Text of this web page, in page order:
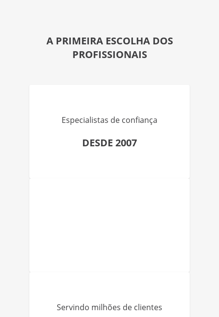
A PRIMEIRA ESCOLHA DOS
PROFISSIONAIS
Especialistas de confiança
DESDE 2007
Servindo milhões de clientes